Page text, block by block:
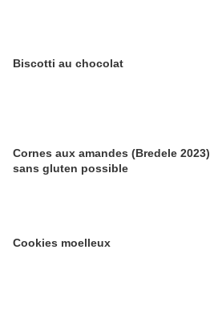
Biscotti au chocolat
Cornes aux amandes (Bredele 2023)
sans gluten possible
Cookies moelleux